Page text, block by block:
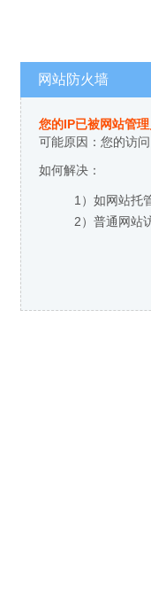
网站防火墙
您的IP已被网站管
可能原因：您的访
如何解决：
1）如网站托
2）普通网站